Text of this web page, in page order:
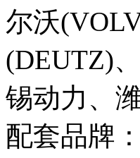
尔沃
(DEUTZ)
锡动力、
配套品牌